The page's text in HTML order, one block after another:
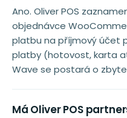
Ano. Oliver POS
objednávce
platbu na příjmový účet
platby (hotovost, karta
Wave se postará o
Má Oliver POS